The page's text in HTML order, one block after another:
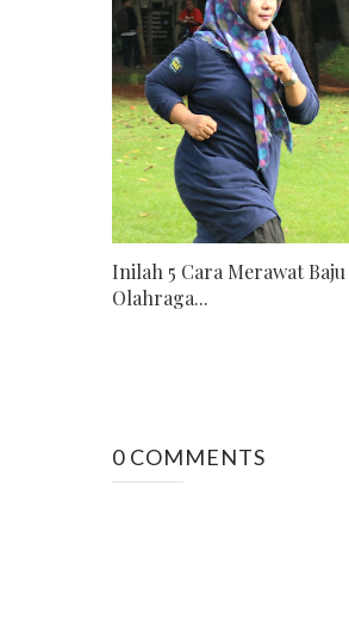
Inilah 5 Cara Merawat Baju
Olahraga...
0 COMMENTS